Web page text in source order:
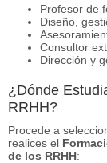
Profesor de
Diseño,
Consultor
Dirección y
¿Dónde
RRHH?
Procede a
realices el
de los RRHH: